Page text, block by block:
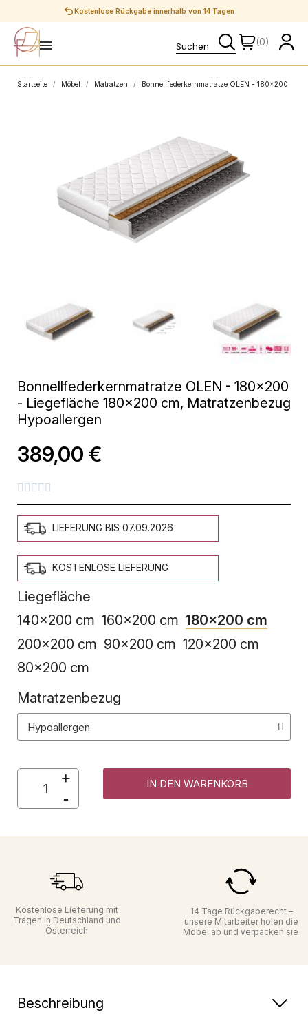
Sichere Zahlungen
(0)
Startseite Möbel Matratzen Bonnellfederkernmatratze OLEN - 180x200
Bonnellfederkernmatratze OLEN - 180x200
- Liegefläche 180x200 cm, Matratzenbezug
Hypoallergen
389,00 €
    
LIEFERUNG BIS 07.09.2026
KOSTENLOSE LIEFERUNG
Liegefläche
140x200 cm 160x200 cm 180x200 cm
200x200 cm 90x200 cm 120x200 cm
80x200 cm
Matratzenbezug
IN DEN WARENKORB
Kostenlose Lieferung mit
Tragen in Deutschland und
Österreich
14 Tage Rückgaberecht –
unsere Mitarbeiter holen die
Möbel ab und verpacken sie
Beschreibung